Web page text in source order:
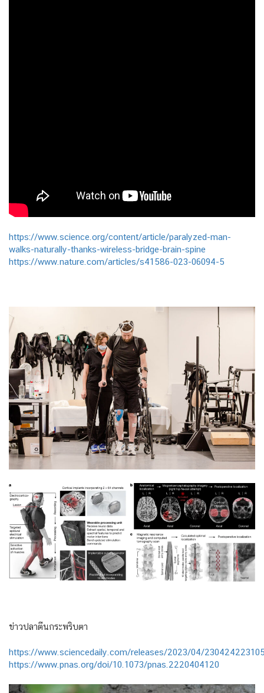
https://www.science.org/content/article/paralyzed-man-
walks-naturally-thanks-wireless-bridge-brain-spine
https://www.nature.com/articles/s41586-023-06094-5
ข่าวปลาตีนกระพริบตา
https://www.sciencedaily.com/releases/2023/04/
https://www.pnas.org/doi/10.1073/pnas.2220404120